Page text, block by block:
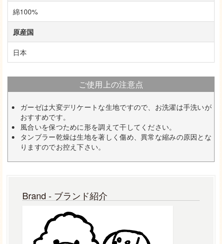
綿100%
原産国
日本
ご使用上の注意点
ガーゼは大変デリケートな生地ですので、お洗濯は手洗いが
おすすめです。
風合いを保つために形を調えて干してください。
タンブラー乾燥は生地を著しく傷め、異常な縮みの原因とな
りますのでお控え下さい。
Brand - ブランド紹介